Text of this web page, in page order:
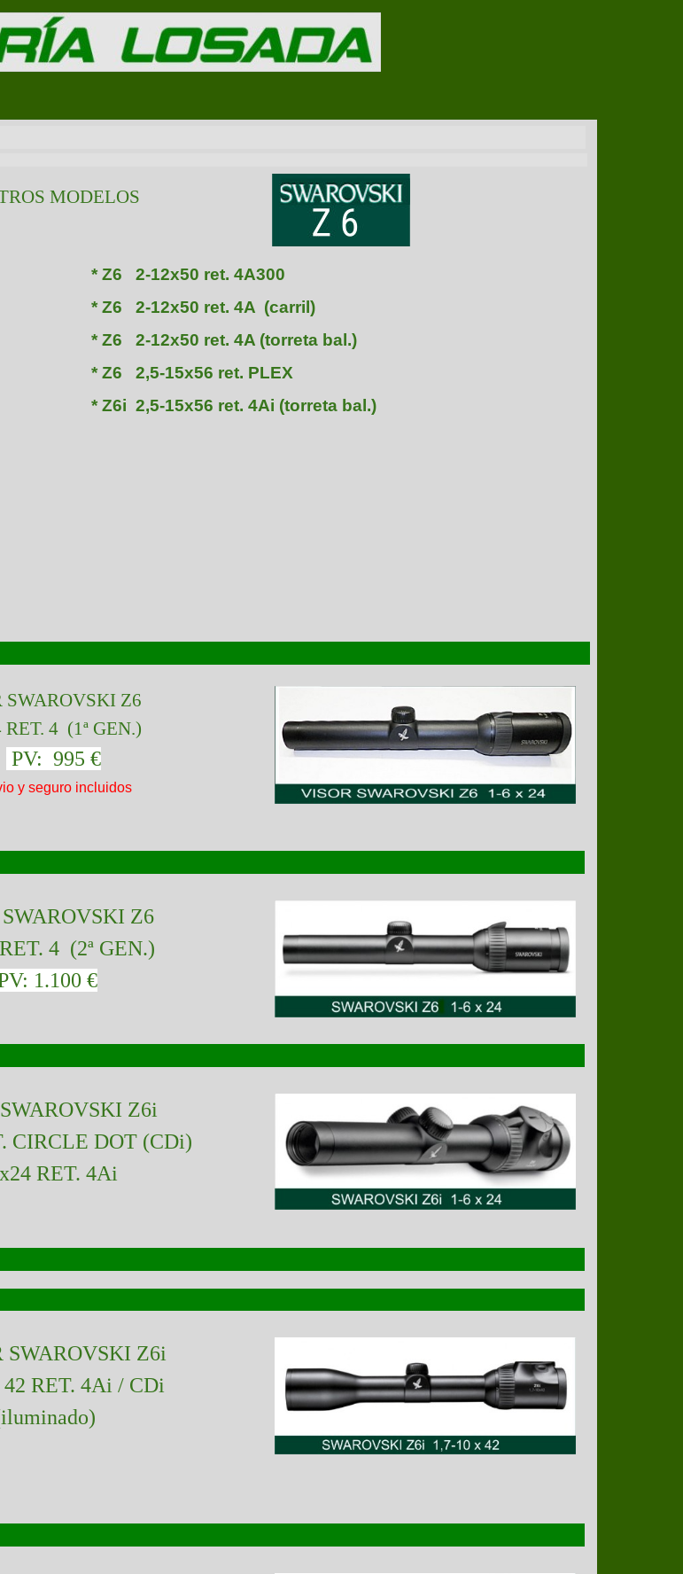
MODELOS
* Z6 2-12x50 ret. 4A300
* Z6 2-12x50 ret. 4A (carril)
* Z6 2-12x50 ret. 4A (torreta bal.)
* Z6 2,5-15x56 ret. PLEX
* Z6i 2,5-15x56 ret. 4Ai (torreta bal.)
SWAROVSKI Z6
RET. 4 (1ª GEN.)
PV: 995 €
y seguro incluidos
Z6
4 (2ª GEN.)
1.100 €
Z6i
CIRCLE DOT (CDi)
RET. 4Ai
SWAROVSKI Z6i
42 RET. 4Ai / CDi